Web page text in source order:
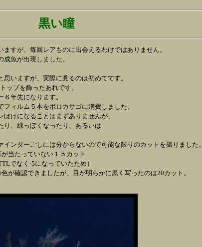
黒い瞳
すが、毎回レアものに出会えるわけではありません。
魚が出現しました。
いますが、実際に見るのは初めてです。
ップを飾ったあれです。
年先になります。
ィルム５本をボロカサゴに消費しました。
けになることはまずありませんが、
り、緑っぽくなったり、あるいは
インダーごしには分からないので可能な限りのカットを撮りました。
当たっていない１５カット
でなく-5になっていたため）
が確認できましたが、目が明らかに黒く写ったのは20カット。